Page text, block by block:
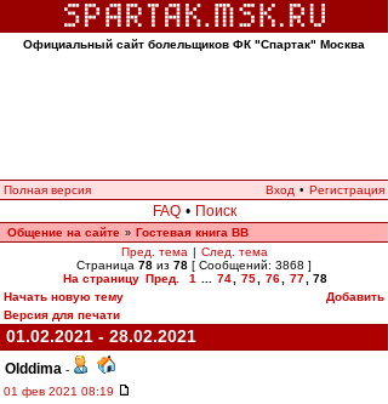
Официальный сайт болельщиков ФК "Спартак" Москва
Полная версия Вход • Регистрация
FAQ • Поиск
Общение на сайте » Гостевая книга ВВ
Пред. тема | След. тема
Страница 78 из 78 [ Сообщений: 3868 ]
На страницу Пред. 1 74 75 76 77
78
Начать новую тему
Добавить
Версия для печати
01.02.2021 - 28.02.2021
Olddima -
01 фев 2021 08:19